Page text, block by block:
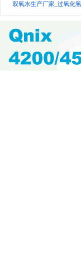
双氧水生产厂家_过氧化